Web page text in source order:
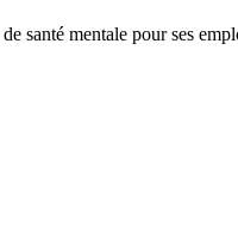
santé mentale pour ses